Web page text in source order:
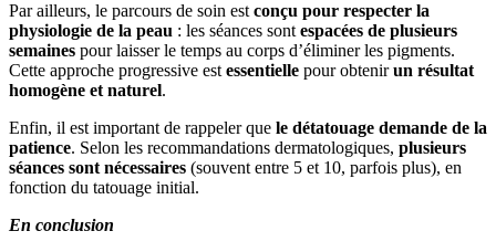
Par ailleurs, le parcours de soin est conçu pour respecter la
physiologie de la peau : les séances sont espacées de plusieurs
semaines pour laisser le temps au corps d’éliminer les pigments.
Cette approche progressive est essentielle pour obtenirun résultat
homogène et naturel.
Enfin, il est important de rappeler que le détatouage demande de la
patience. Selon les recommandations dermatologiques, plusieurs
séances sont nécessaires (souvent entre 5 et 10, parfois plus), en
fonction du tatouage initial.
En conclusion